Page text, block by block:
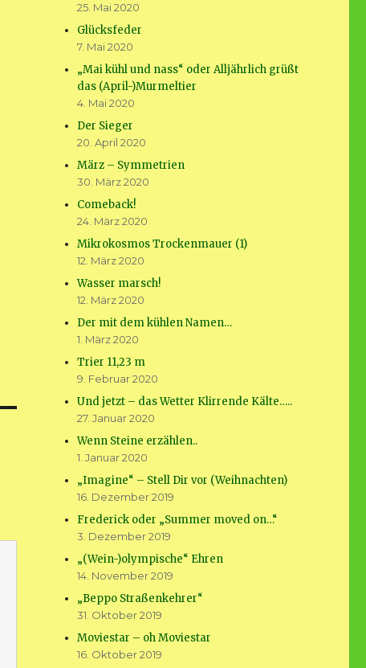
25. Mai 2020
Glücksfeder
7. Mai 2020
„Mai kühl und nass“ oder Alljährlich grüßt
das (April-)Murmeltier
4. Mai 2020
Der Sieger
20. April 2020
März – Symmetrien
30. März 2020
Comeback!
24. März 2020
Mikrokosmos Trockenmauer (1)
12. März 2020
Wasser marsch!
12. März 2020
Der mit dem kühlen Namen…
1. März 2020
Trier 11,23 m
9. Februar 2020
Und jetzt – das Wetter Klirrende Kälte…..
27. Januar 2020
Wenn Steine erzählen..
1. Januar 2020
„Imagine“ – Stell Dir vor (Weihnachten)
16. Dezember 2019
Frederick oder „Summer moved on…“
3. Dezember 2019
„(Wein-)olympische“ Ehren
14. November 2019
„Beppo Straßenkehrer“
31. Oktober 2019
Moviestar – oh Moviestar
16. Oktober 2019